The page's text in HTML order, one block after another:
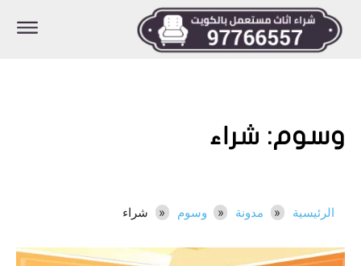
وسوم: شراء
الرئيسية مدونة وسوم شراء